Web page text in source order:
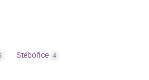
Stěbořice 4